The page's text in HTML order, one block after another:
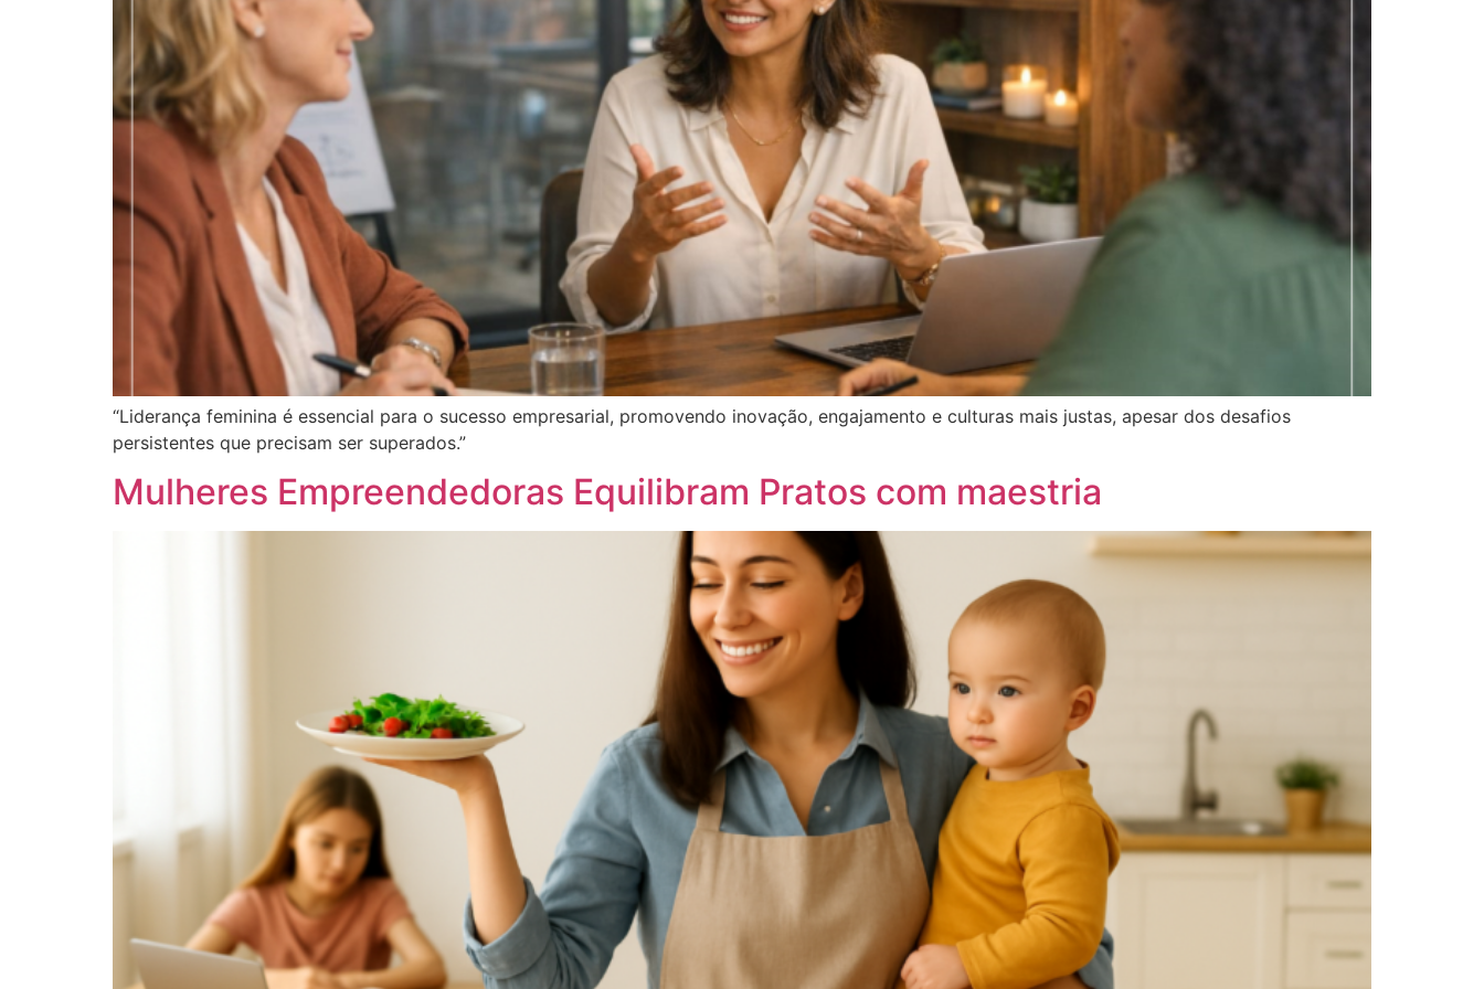
“Liderança feminina é essencial para o sucesso empresarial, promovendo inovação, engajamento e culturas mais justas, apesar dos desafios
persistentes que precisam ser superados.”
Mulheres Empreendedoras Equilibram Pratos com maestria